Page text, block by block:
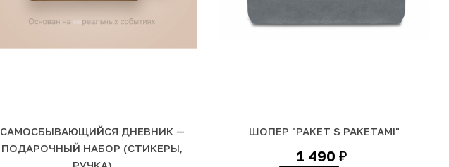
САМОСБЫВАЮЩИЙСЯ ДНЕВНИК —
ПОДАРОЧНЫЙ НАБОР (СТИКЕРЫ,
ШОПЕР "PAKET S PAKETAMI"
1 490 ₽